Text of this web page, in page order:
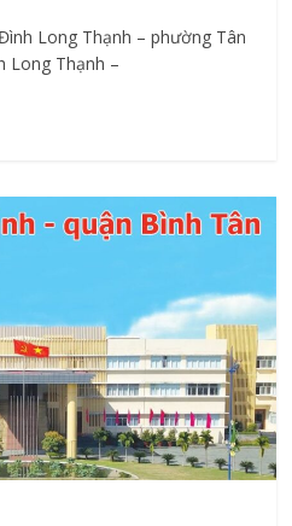
Long Thạnh – phường Tân
Long Thạnh –